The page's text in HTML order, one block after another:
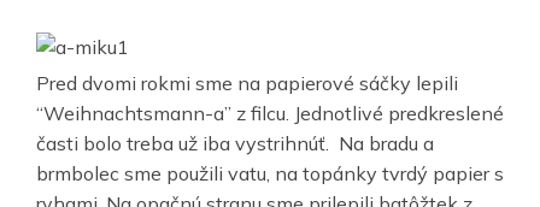
Pred dvomi rokmi sme na papierové sáčky lepili
“Weihnachtsmann-a” z filcu. Jednotlivé predkreslené
časti bolo treba už iba vystrihnúť. Na bradu a
brmbolec sme použili vatu, na topánky tvrdý papier s